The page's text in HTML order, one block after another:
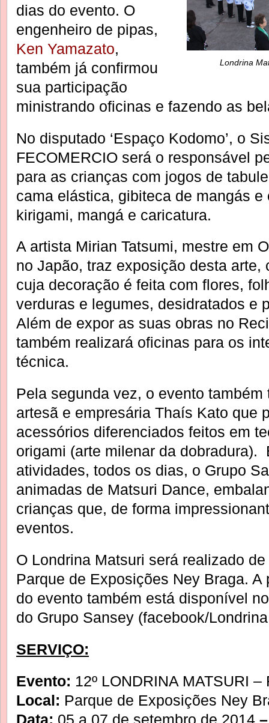
Londrina
dias do evento. O
engenheiro de pipas,
Ken Yamazato,
também já confirmou
sua participação
ministrando oficinas e fazendo as
No disputado ‘Espaço Kodomo’, o
FECOMERCIO será o responsável
para as crianças com jogos de
cama elástica, gibiteca de mangás
kirigami, mangá e caricatura.
A artista Mirian Tatsumi, mestre em
no Japão, traz exposição desta arte,
cuja decoração é feita com flores,
verduras e legumes, desidratados e
Além de expor as suas obras no
também realizará oficinas para os
técnica.
Pela segunda vez, o evento
artesã e empresária Thaís Kato que
acessórios diferenciados feitos em
origami (arte milenar da dobradura).
atividades, todos os dias, o Grupo
animadas de Matsuri Dance,
crianças que, de forma
eventos.
O Londrina Matsuri será realizado
Parque de Exposições Ney Braga.
do evento também está disponível
do Grupo Sansey (facebook/
SERVIÇO:
Evento: 12º LONDRINA MATSURI
Local: Parque de Exposições Ney
Data: 05 a 07 de setembro de 2014